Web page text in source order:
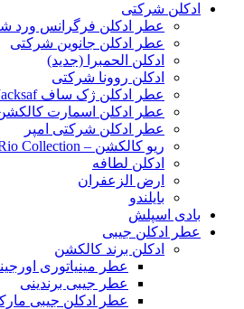
ادکلن شرکتی
عطر ادکلن فرگرانس ورد
عطر ادکلن جانوین شرکتی
ادکلن الحمبرا (جدید)
ادکلن روونا شرکتی
عطر ادکلن ژک‌ ساف Jacksaf
عطر ادکلن اسمارت
عطر ادکلن شرکتی امپر
ریو کالکشن – Rio Collection
ادکلن لطافه
ارض الزعفران
بایلندو
بادی اسپلش
عطر ادکلن جیبی
ادکلن برند کالکشن
عطر مینیاتوری
عطر جیبی برندینی
عطر ادکلن جیبی